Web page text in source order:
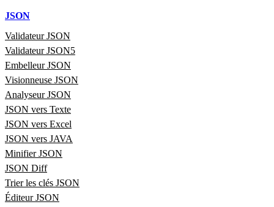
JSON
Validateur JSON
Validateur JSON5
Embelleur JSON
Visionneuse JSON
Analyseur JSON
JSON vers Texte
JSON vers Excel
JSON vers JAVA
Minifier JSON
JSON Diff
Trier les clés JSON
Éditeur JSON